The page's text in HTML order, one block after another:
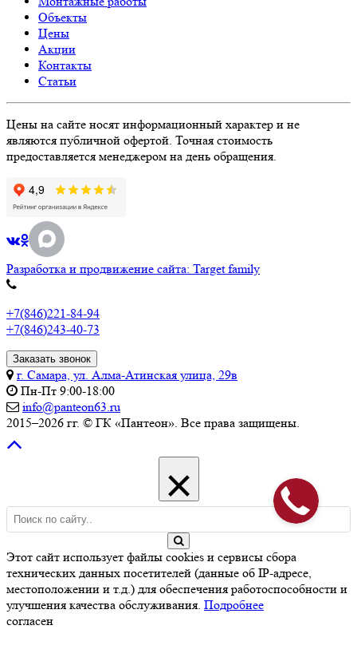
Объекты
Цены
Акции
Контакты
Статьи
Цены на сайте носят информационный характер и не
являются публичной офертой. Точная стоимость
предоставляется менеджером на день обращения.
Разработка и продвижение сайта: Target family
+7(846)221-84-94
+7(846)243-40-73
Заказать звонок
г. Самара, ул. Алма-Атинская улица, 29в
Пн-Пт 9:00-18:00
info@panteon63.ru
2015–2026 гг. © ГК «Пантеон». Все права защищены.
×
Этот сайт использует файлы cookies и сервисы сбора
технических данных посетителей (данные об IP-адресе,
местоположении и т.д.) для обеспечения работоспособности и
улучшения качества обслуживания. Подробнее
согласен